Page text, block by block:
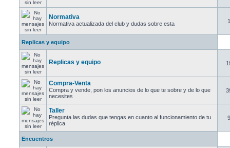
Normativa
Normativa actualizada del club y dudas sobre esta
Replicas y equipo
Replicas y equipo
Compra-Venta
Compra y vende, pon los anuncios de lo que te sobre y de lo que
necesites
Taller
Pregunta las dudas que tengas en cuanto al funcionamiento de tu
réplica
Encuentros